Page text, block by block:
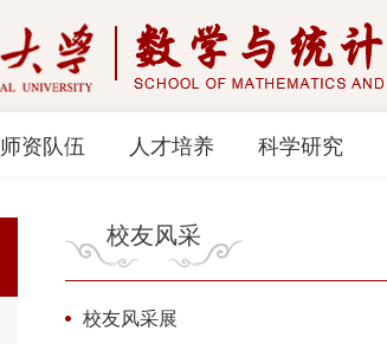
师资队伍 人才培养 科学研究
校友风采
校友风采展